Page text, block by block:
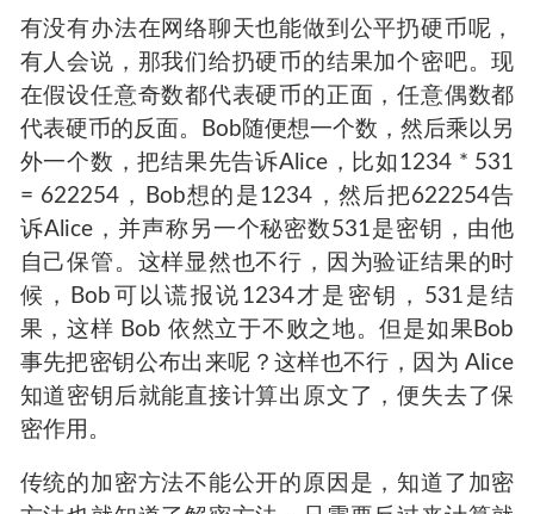
加班。如果猜错了，嘿嘿……」。
如果 Alice 和 Bob此时是面对面在一起，那么这个
策略可以说相当公平，甚至可以用更简单的办法
做到，两人玩一盘石头剪子布就好了。可是如果
他们是通过网络聊天在商量呢，那Alice 显然不会
同意这个办法，因为她担心自己无论猜正面还是
反面，Bob都会说她错了。
有没有办法在网络聊天也能做到公平扔硬币呢，
有人会说，那我们给扔硬币的结果加个密吧。现
在假设任意奇数都代表硬币的正面，任意偶数都
代表硬币的反面。Bob随便想一个数，然后乘以另
外一个数，把结果先告诉Alice，比如1234 * 531
诉Alice，并声称另一个秘密数531是密钥，由他